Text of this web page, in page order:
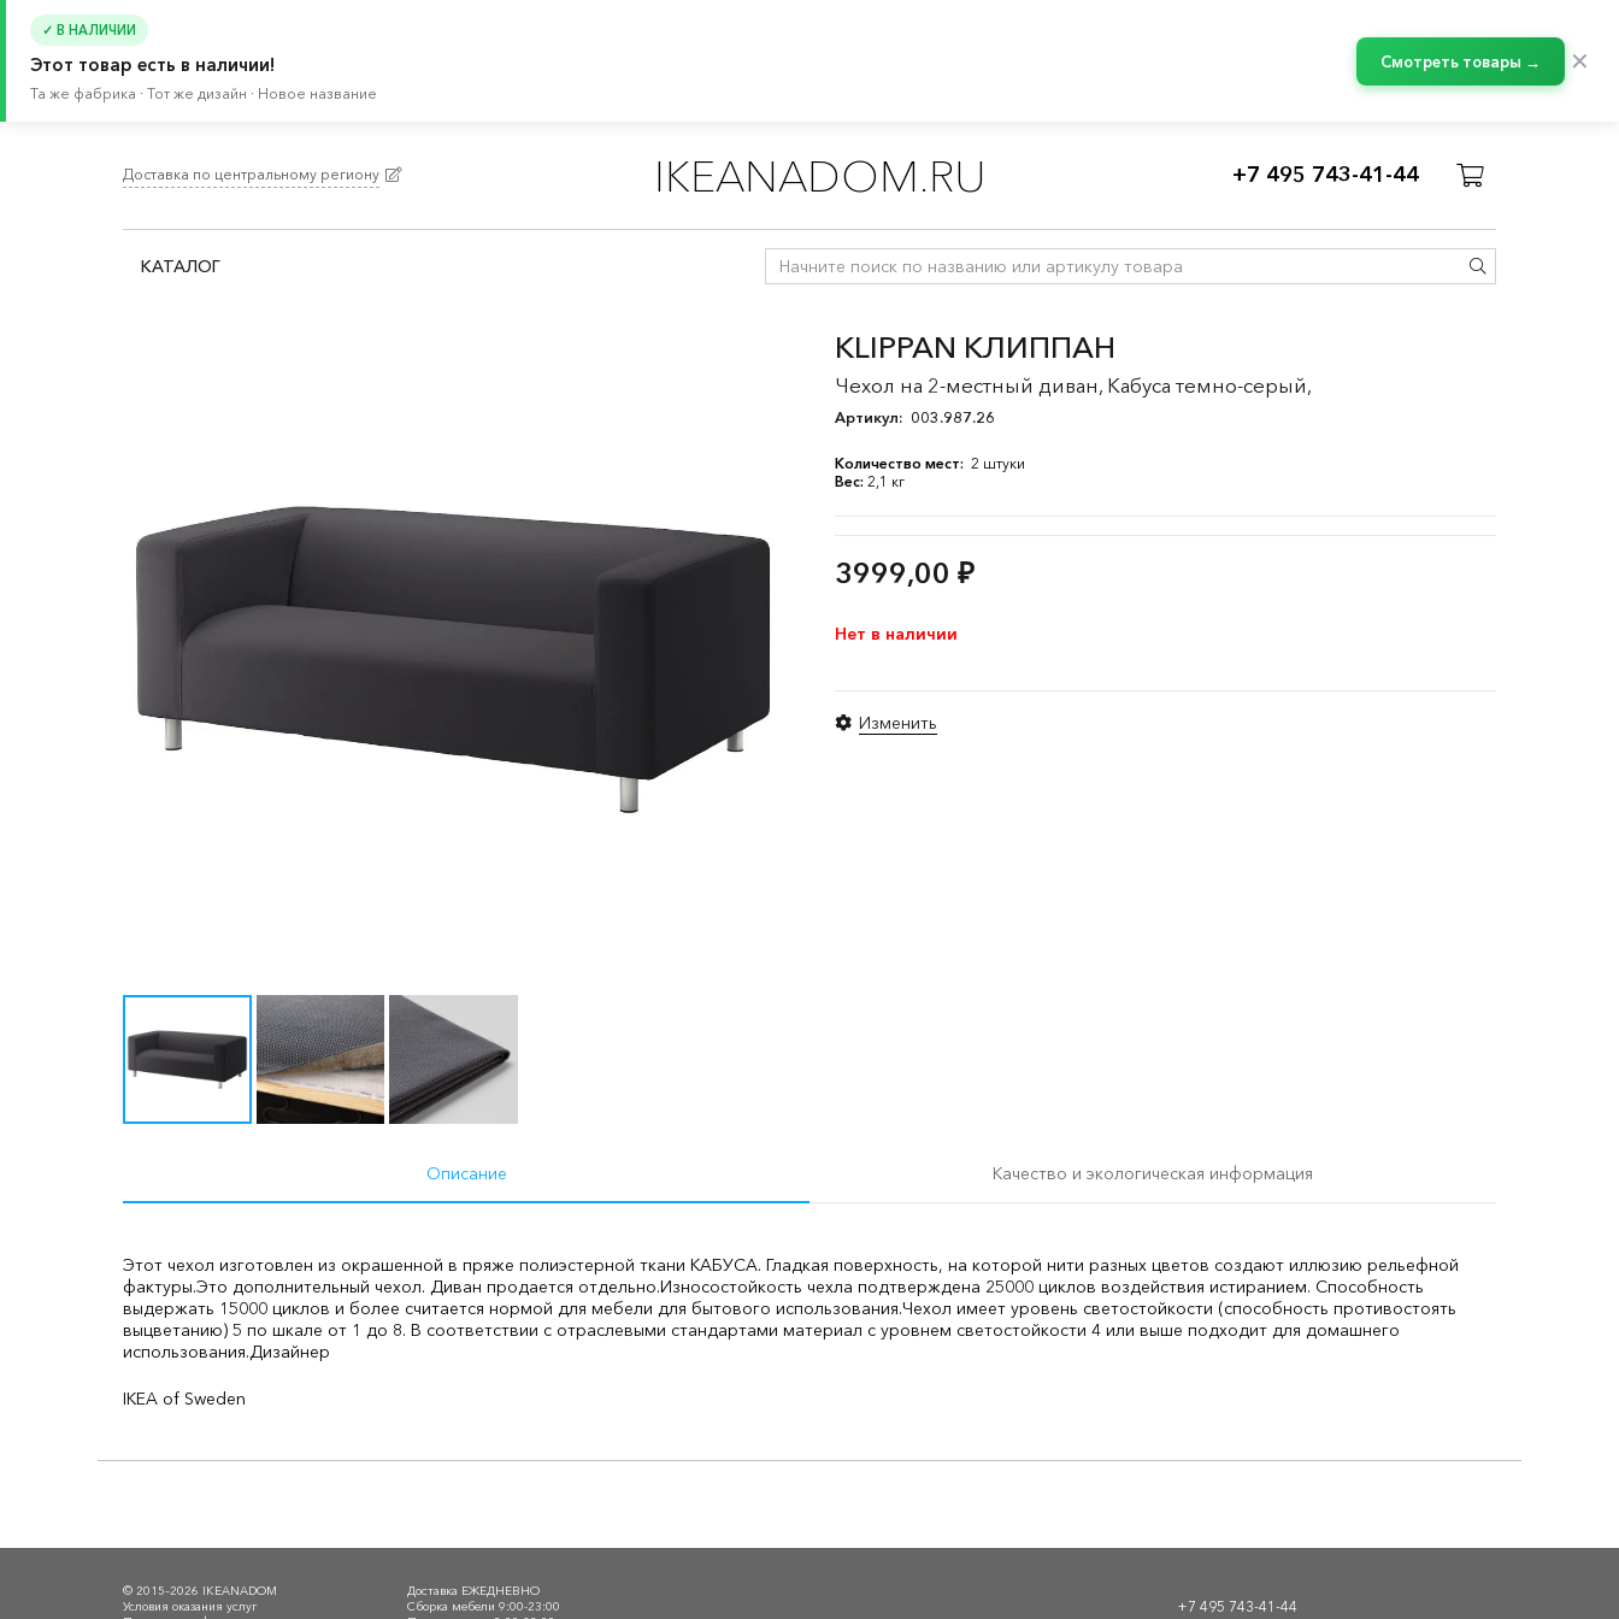
✓ В НАЛИЧИИ
Этот товар есть в наличии!
Та же фабрика · Тот же дизайн · Новое название
Смотреть товары → ✕
Доставка по центральному региону IKEANADOM.RU +7 495 743-41-44
КАТАЛОГ
KLIPPAN КЛИППАН
Чехол на 2-местный диван, Кабуса темно-серый,
Артикул: 003.987.26
Количество мест: 2 штуки
Вес: 2,1 кг
3999,00 ₽
Нет в наличии
Изменить
Описание Качество и экологическая информация
Этот чехол изготовлен из окрашенной в пряже полиэстерной ткани КАБУСА. Гладкая поверхность, на которой нити разных цветов создают иллюзию рельефной
фактуры.Это дополнительный чехол. Диван продается отдельно.Износостойкость чехла подтверждена 25000 циклов воздействия истиранием. Способность
выдержать 15000 циклов и более считается нормой для мебели для бытового использования.Чехол имеет уровень светостойкости (способность противостоять
выцветанию) 5 по шкале от 1 до 8. В соответствии с отраслевыми стандартами материал с уровнем светостойкости 4 или выше подходит для домашнего
использования.Дизайнер
IKEA of Sweden
© 2015–2026 IKEANADOM
Условия оказания услуг
Доставка ЕЖЕДНЕВНО
Сборка мебели 9:00-23:00
+7 495 743-41-44